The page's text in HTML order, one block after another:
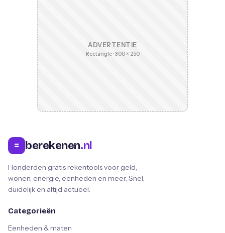
ADVERTENTIE
Rectangle · 300 × 250
= berekenen.nl
Honderden gratis rekentools voor geld,
wonen, energie, eenheden en meer. Snel,
duidelijk en altijd actueel.
Categorieën
Eenheden & maten